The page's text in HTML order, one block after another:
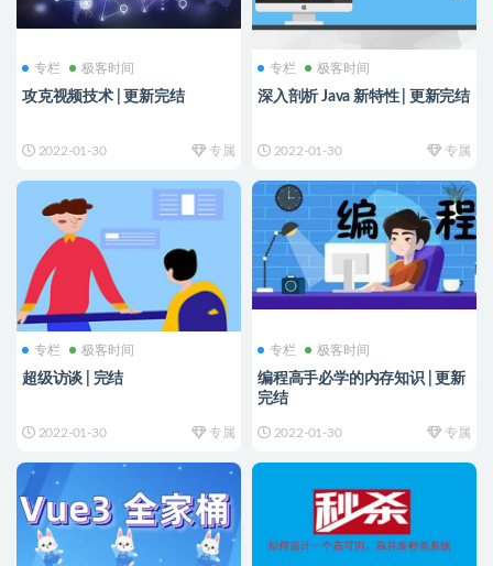
专栏 极客时间
攻克视频技术 | 更新完结
2022-01-30 专属
专栏 极客时间
深入剖析 Java 新特性 | 更新完结
2022-01-30 专属
专栏 极客时间
超级访谈 | 完结
2022-01-30 专属
专栏 极客时间
编程高手必学的内存知识 | 更新
完结
2022-01-30 专属